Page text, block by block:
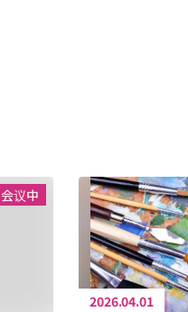
会议中
2026.04.01